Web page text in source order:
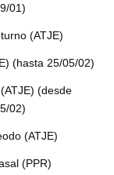
01)
(ATJE)
(hasta 25/05/02)
(desde
02)
(ATJE)
(PPR)